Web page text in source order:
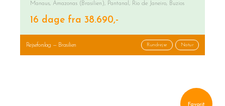
Manaus, Amazonas (Brasilien), Pantanal, Rio de Janeiro, Buzios
16 dage fra 38.690,-
Rejseforslag — Brasilien Rundrejse Natur
Favorit